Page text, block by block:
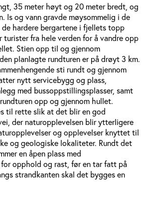
35 meter høyt og 20 meter bredt, og
Is og vann gravde møysommelig i de
de hardere bergartene i fjellets topp
fra hele verden for å vandre opp
Stien opp til og gjennom
planlagte rundturen er på drøyt 3 km.
sti rundt og gjennom
nytt servicebygg og plass,
med bussoppstillingsplasser, samt
opp og gjennom hullet.
til rette slik at det blir en god
der naturopplevelsen blir ytterligere
og opplevelser knyttet til
og geologiske lokaliteter. Rundt det
en åpen plass med
opphold og rast, før en tar fatt på
strandkanten skal det bygges en